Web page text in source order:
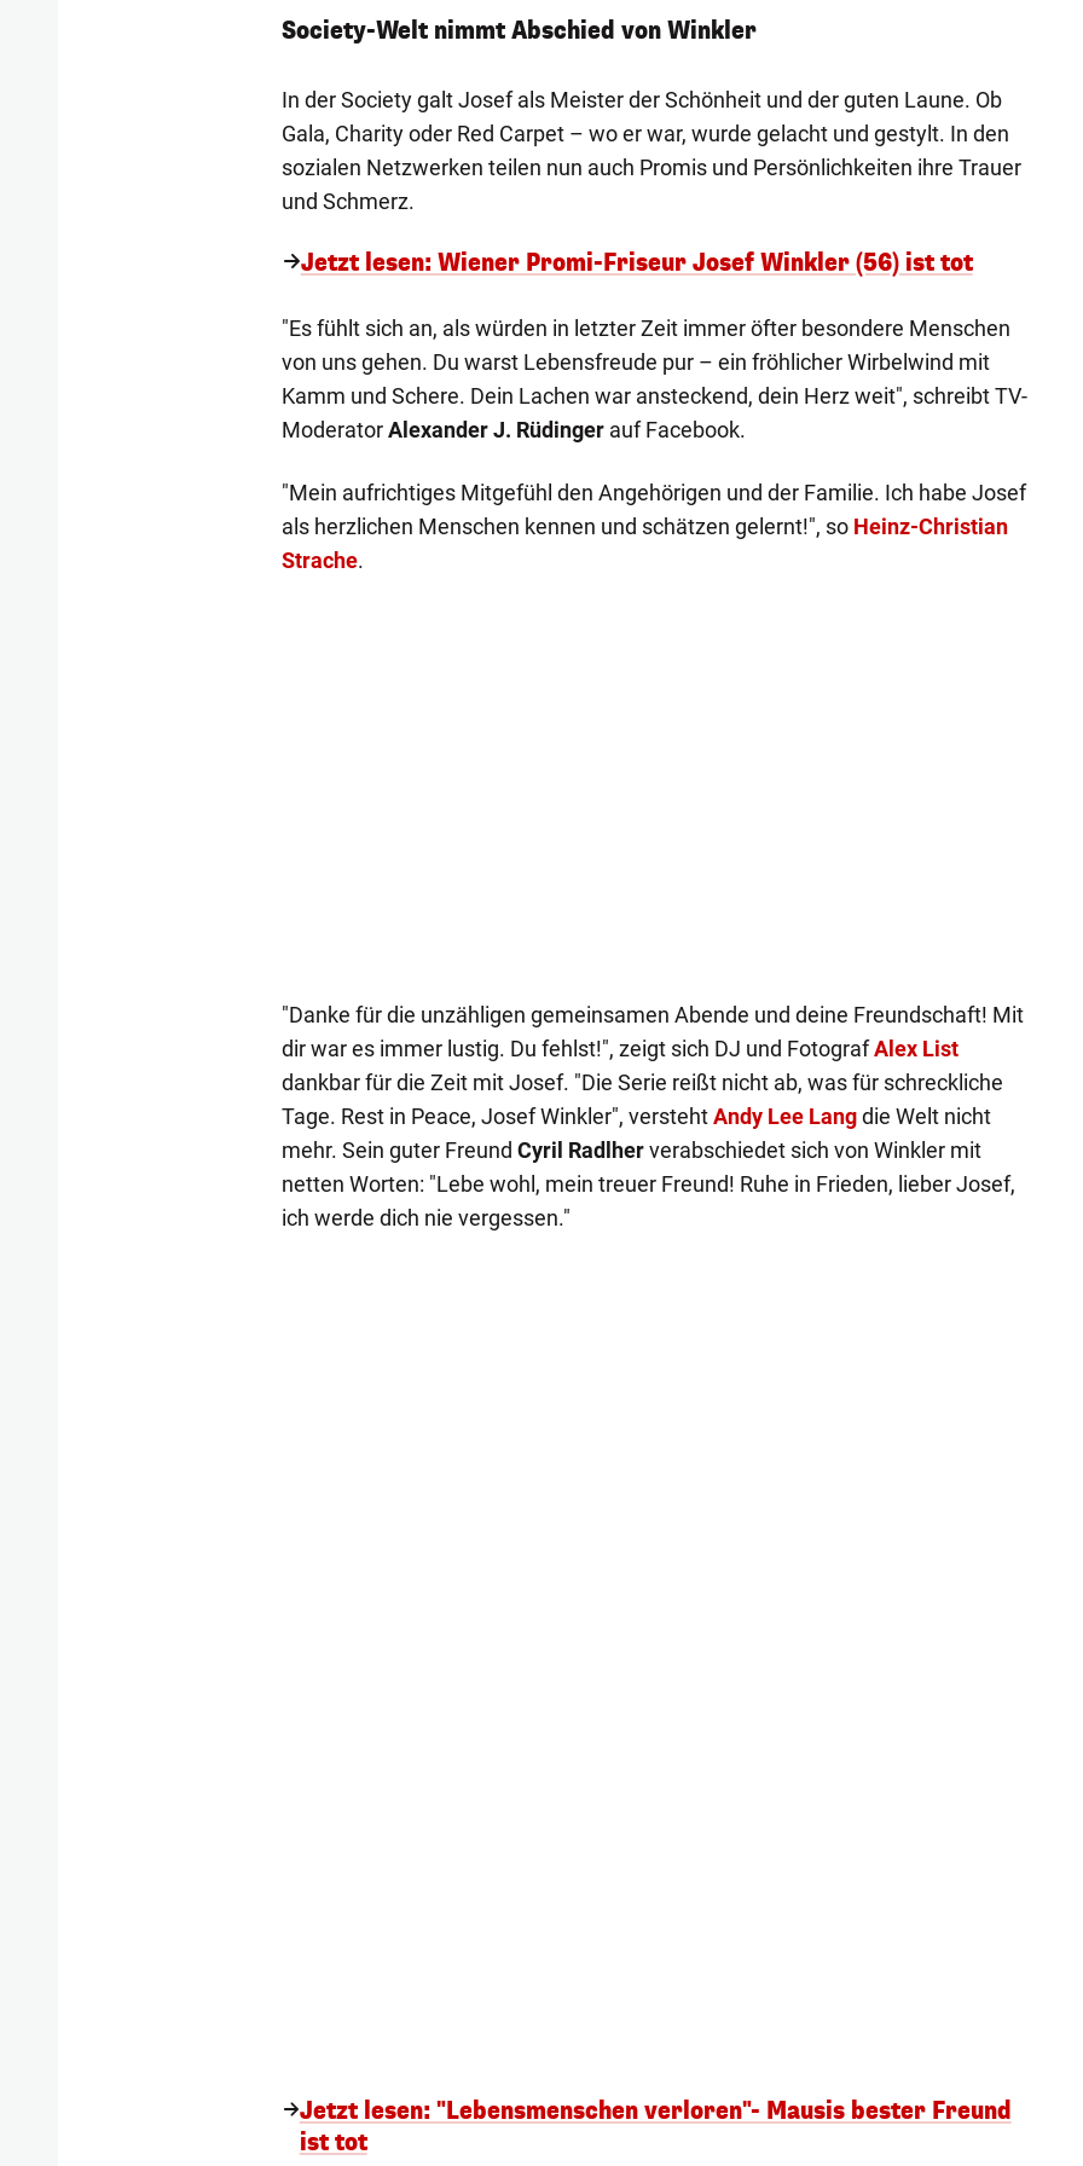
Society-Welt nimmt Abschied von Winkler
In der Society galt Josef als Meister der Schönheit und der guten Laune. Ob
Gala, Charity oder Red Carpet – wo er war, wurde gelacht und gestylt. In den
sozialen Netzwerken teilen nun auch Promis und Persönlichkeiten ihre Trauer
und Schmerz.
Jetzt lesen: Wiener Promi-Friseur Josef Winkler (56) ist tot
"Es fühlt sich an, als würden in letzter Zeit immer öfter besondere Menschen
von uns gehen. Du warst Lebensfreude pur – ein fröhlicher Wirbelwind mit
Kamm und Schere. Dein Lachen war ansteckend, dein Herz weit", schreibt TV-
ModeratorAlexander J. Rüdingerauf Facebook.
"Mein aufrichtiges Mitgefühl den Angehörigen und der Familie. Ich habe Josef
als herzlichen Menschen kennen und schätzen gelernt!", so Heinz-Christian
Strache.
"Danke für die unzähligen gemeinsamen Abende und deine Freundschaft! Mit
dir war es immer lustig. Du fehlst!", zeigt sich DJ und FotografAlex List
dankbar für die Zeit mit Josef. "Die Serie reißt nicht ab, was für schreckliche
Tage. Rest in Peace, Josef Winkler", verstehtAndy Lee Langdie Welt nicht
mehr. Sein guter Freund Cyril Radlherverabschiedet sich von Winkler mit
netten Worten: "Lebe wohl, mein treuer Freund! Ruhe in Frieden, lieber Josef,
ich werde dich nie vergessen."
Jetzt lesen: "Lebensmenschen verloren"- Mausis bester Freund
ist tot